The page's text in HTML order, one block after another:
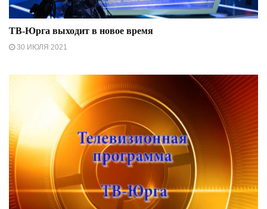
ТВ-Юрга выходит в новое время
30 ИЮЛЯ 2021